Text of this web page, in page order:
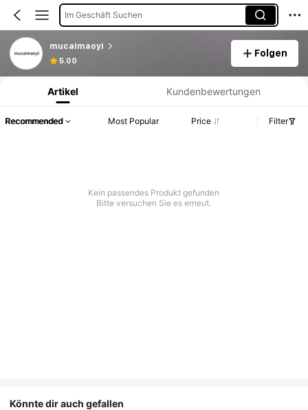
Im Geschäft Suchen
mucaimaoyi
5.00
Folgen
Produktinformation: Preisangabe, Verkaufs- und Lagerbestandsdetails.
Artikel Kundenbewertungen
Recommended Most Popular Price Filter
Kein passendes Produkt gefunden
Bitte versuchen Sie es erneut.
Könnte dir auch gefallen